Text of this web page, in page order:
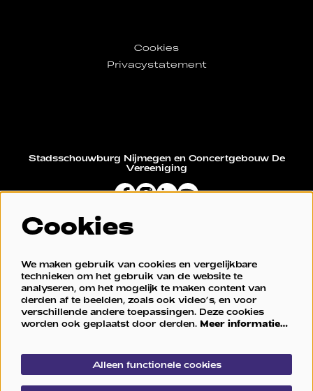
Cookies
Privacystatement
Stadsschouwburg Nijmegen en Concertgebouw De
Vereeniging
Cookies
We maken gebruik van cookies en vergelijkbare
technieken om het gebruik van de website te
analyseren, om het mogelijk te maken content van
derden af te beelden, zoals ook video’s, en voor
verschillende andere toepassingen. Deze cookies
worden ook geplaatst door derden. Meer informatie…
Alleen functionele cookies